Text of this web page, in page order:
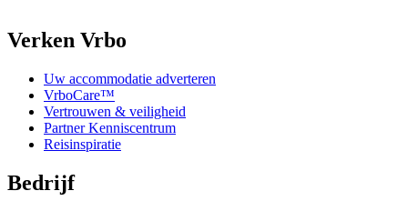
Verken Vrbo
Uw accommodatie adverteren
VrboCare™
Vertrouwen & veiligheid
Partner Kenniscentrum
Reisinspiratie
Bedrijf